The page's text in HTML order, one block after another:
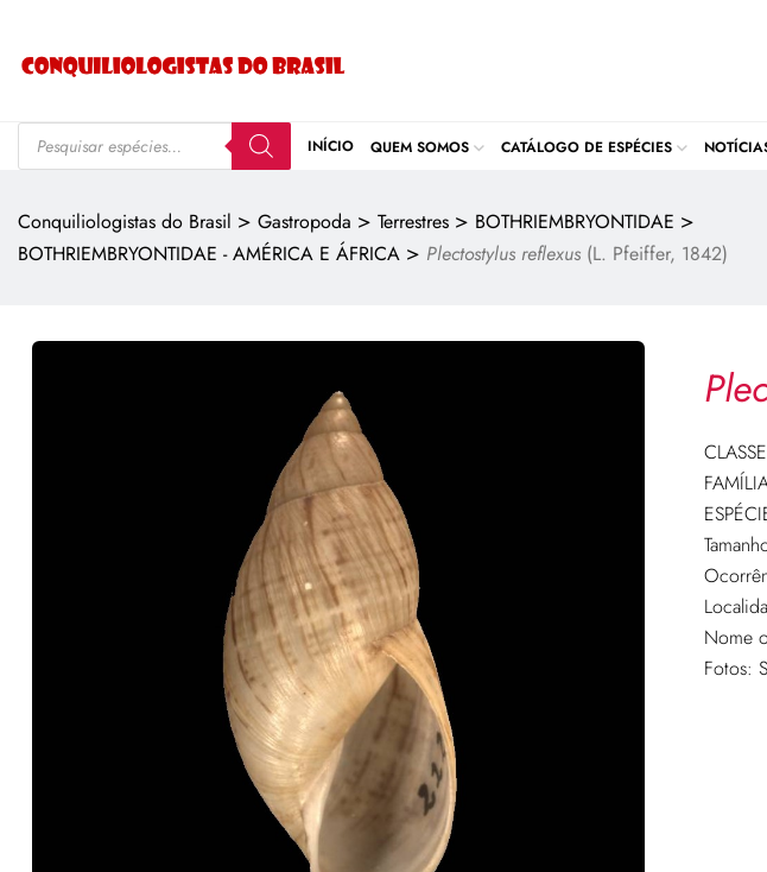
INÍCIO QUEM SOMOS CATÁLOGO DE ESPÉCIES
Conquiliologistas do Brasil > Gastropoda > Terrestres > BOTHRIEMBRYONTIDAE >
BOTHRIEMBRYONTIDAE - AMÉRICA E ÁFRICA > Plectostylus reflexus (L. Pfeiffer, 1842)
Nome
Fotos: